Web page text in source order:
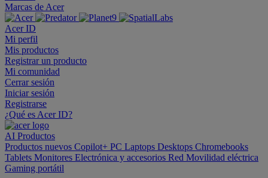
Marcas de Acer
Acer ID
Mi perfil
Mis productos
Registrar un producto
Mi comunidad
Cerrar sesión
Iniciar sesión
Registrarse
¿Qué es Acer ID?
AI Productos
Productos nuevos Copilot+ PC Laptops Desktops Chromebooks
Tablets Monitores Electrónica y accesorios Red Movilidad eléctrica
Gaming portátil